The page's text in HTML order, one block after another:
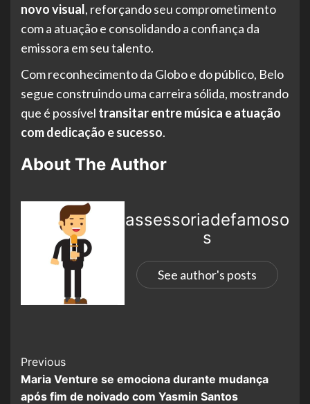
novo visual, reforçando seu comprometimento
com a atuação e consolidando a confiança da
emissora em seu talento.
Com reconhecimento da Globo e do público, Belo
segue construindo uma carreira sólida, mostrando
que é possível transitar entre música e atuação
com dedicação e sucesso.
About The Author
assessoriadefamoso
s
See author's posts
Previous
Maria Venture se emociona durante mudança
após fim de noivado com Yasmin Santos